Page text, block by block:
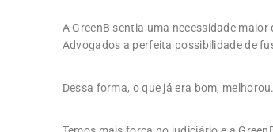
A GreenB sentia uma necessidade
Advogados a perfeita possibilidade de
Dessa forma, o que já era bom, melhorou.